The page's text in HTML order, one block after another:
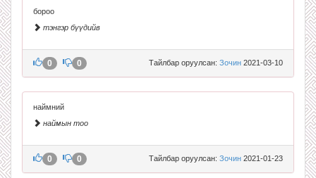
бороо
тэнгэр бүүдийв
Тайлбар оруулсан: Зочин 2021-03-10
0 0
наймний
наймын тоо
Тайлбар оруулсан: Зочин 2021-01-23
0 0